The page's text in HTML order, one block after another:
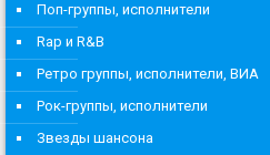
Поп-группы, исполнители
Rap и R&B
Ретро группы, исполнители, ВИА
Рок-группы, исполнители
Звезды шансона